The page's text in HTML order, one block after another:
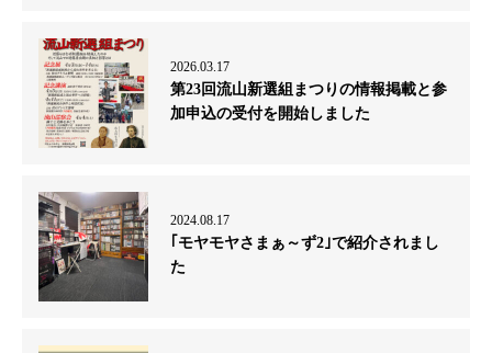
2026.03.17
第23回流山新選組まつりの情報掲載と参
加申込の受付を開始しました
2024.08.17
｢モヤモヤさまぁ～ず2｣で紹介されまし
た